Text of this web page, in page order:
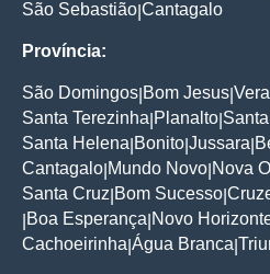
São Sebastião Cantagalo
Província:
São Domingos Bom Jesus
Santa Terezinha Planalto
Santa Helena Bonito Jussara
Cantagalo Mundo Novo Nova
Santa Cruz Bom Sucesso
Boa Esperança Novo
Cachoeirinha Água Branca